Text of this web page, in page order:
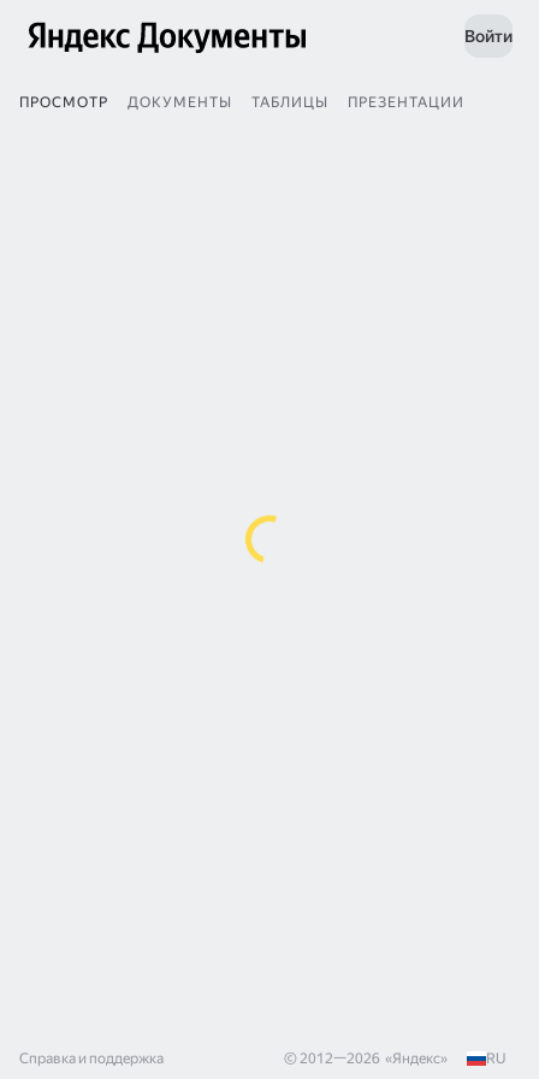
Войти
ПРОСМОТР ДОКУМЕНТЫ ТАБЛИЦЫ ПРЕЗЕНТАЦИИ
Справка и поддержка © 2012—2026 «Яндекс» RU